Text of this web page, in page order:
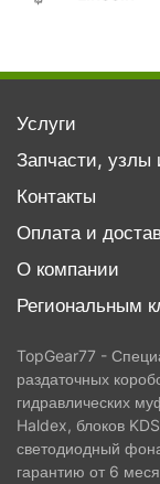
Услуги
Запчасти, узлы
Контакты
Оплата и
О компании
Региональным
TopGear77 -
раздаточных
гидравлических
Haldex, блоков
светодиодный
гарантию от 6